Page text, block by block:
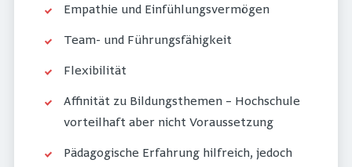
Empathie und Einfühlungsvermögen
Team- und Führungsfähigkeit
Flexibilität
Affinität zu Bildungsthemen – Hochschule
vorteilhaft aber nicht Voraussetzung
Pädagogische Erfahrung hilfreich, jedoch